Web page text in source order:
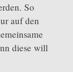
So
auf den
diese will